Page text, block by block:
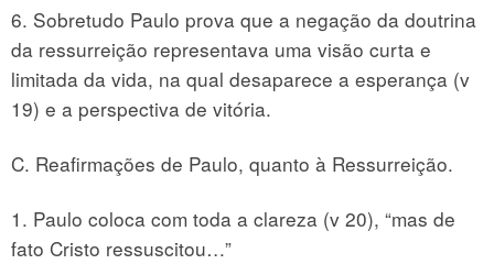
6. Sobretudo Paulo prova que a negação da doutrina
da ressurreição representava uma visão curta e
limitada da vida, na qual desaparece a esperança (v
19) e a perspectiva de vitória.
C. Reafirmações de Paulo, quanto à Ressurreição.
1. Paulo coloca com toda a clareza (v 20), “mas de
fato Cristo ressuscitou…”